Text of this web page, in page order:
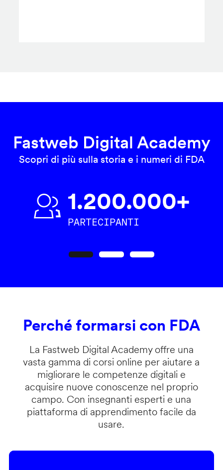
Fastweb Digital Academy
Scopri di più sulla storia e i numeri di FDA
1.200.000+
PARTECIPANTI
Perché formarsi con FDA
La Fastweb Digital Academy offre una
vasta gamma di corsi online per aiutare a
migliorare le competenze digitali e
acquisire nuove conoscenze nel proprio
campo. Con insegnanti esperti e una
piattaforma di apprendimento facile da
usare.